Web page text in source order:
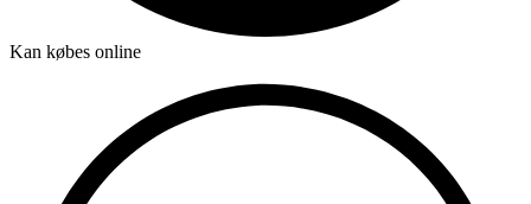
Kan købes online